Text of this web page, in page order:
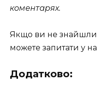
коментарях.
Якщо ви не знайшли
можете запитати у
Додатково: